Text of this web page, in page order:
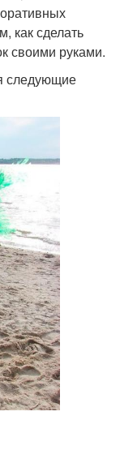
как сделать
своими руками.
следующие